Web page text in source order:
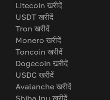
Litecoin खरीदें
USDT खरीदें
Tron खरीदें
Monero खरीदें
Toncoin खरीदें
Dogecoin खरीदें
USDC खरीदें
Avalanche खरीदें